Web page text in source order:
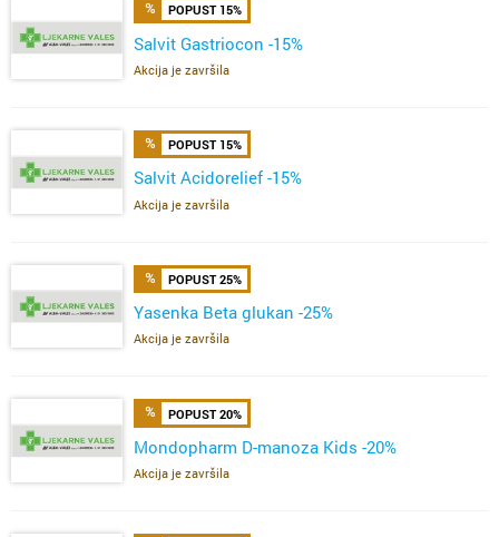
POPUST 15%
Salvit Gastriocon -15%
Akcija je završila
POPUST 15%
Salvit Acidorelief -15%
Akcija je završila
POPUST 25%
Yasenka Beta glukan -25%
Akcija je završila
POPUST 20%
Mondopharm D-manoza Kids -20%
Akcija je završila